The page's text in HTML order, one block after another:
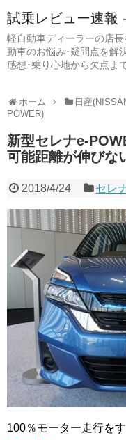
試乗レビュー速報
軽自動車ディーラーの店
動車のお悩み･疑問点を解
感想･乗り心地から欠点ま
ホーム 日産
POWER)
新型セレナe-
可能距離が伸びな
2018/4/24 セレ
100％モーター走行を